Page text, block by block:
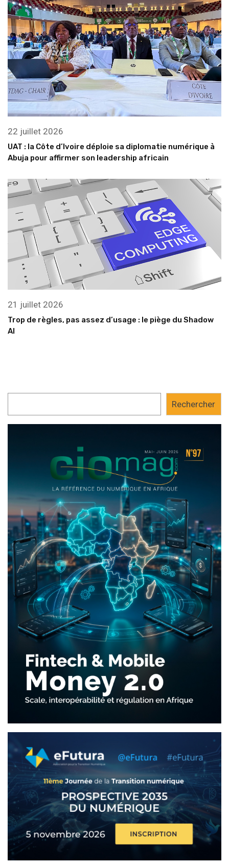
22 juillet 2026
UAT : la Côte d’Ivoire déploie sa diplomatie numérique à
Abuja pour affirmer son leadership africain
21 juillet 2026
Trop de règles, pas assez d’usage : le piège du Shadow
AI
Rechercher